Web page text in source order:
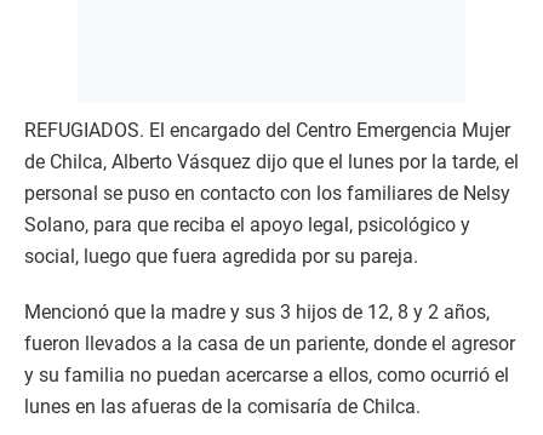
REFUGIADOS. El encargado del Centro Emergencia Mujer
de Chilca, Alberto Vásquez dijo que el lunes por la tarde, el
personal se puso en contacto con los familiares de Nelsy
Solano, para que reciba el apoyo legal, psicológico y
social, luego que fuera agredida por su pareja.
Mencionó que la madre y sus 3 hijos de 12, 8 y 2 años,
fueron llevados a la casa de un pariente, donde el agresor
y su familia no puedan acercarse a ellos, como ocurrió el
lunes en las afueras de la comisaría de Chilca.